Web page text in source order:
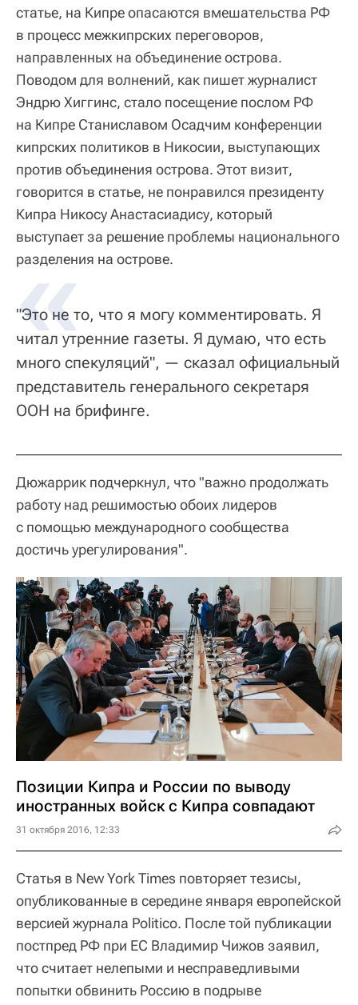
статье, на Кипре опасаются вмешательства РФ
в процесс межкипрских переговоров,
направленных на объединение острова.
Поводом для волнений, как пишет журналист
Эндрю Хиггинс, стало посещение послом РФ
на Кипре Станиславом Осадчим конференции
кипрских политиков в Никосии, выступающих
против объединения острова. Этот визит,
говорится в статье, не понравился президенту
Кипра Никосу Анастасиадису, который
выступает за решение проблемы национального
разделения на острове.
"Это не то, что я могу комментировать. Я
читал утренние газеты. Я думаю, что есть
много спекуляций", — сказал официальный
представитель генерального секретаря
ООН на брифинге.
Дюжаррик подчеркнул, что "важно продолжать
работу над решимостью обоих лидеров
с помощью международного сообщества
достичь урегулирования".
Позиции Кипра и России по выводу
иностранных войск с Кипра совпадают
31 октября 2016, 12:33
Статья в New York Times повторяет тезисы,
опубликованные в середине января европейской
версией журнала Politico. После той публикации
постпред РФ при ЕС Владимир Чижов заявил,
что считает нелепыми и несправедливыми
попытки обвинить Россию в подрыве